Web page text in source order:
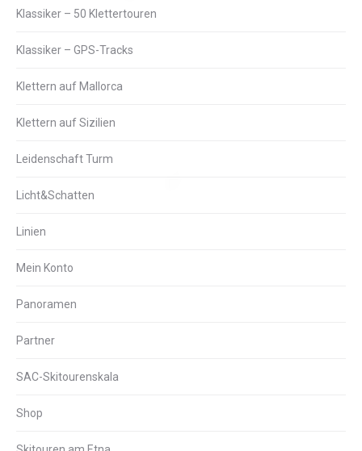
Klassiker – 50 Klettertouren
Klassiker – GPS-Tracks
Klettern auf Mallorca
Klettern auf Sizilien
Leidenschaft Turm
Licht&Schatten
Linien
Mein Konto
Panoramen
Partner
SAC-Skitourenskala
Shop